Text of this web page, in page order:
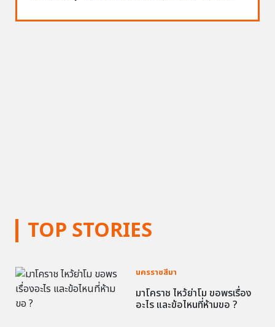
TOP STORIES
นครราชสีมา
มาโคราช ไหว้ย่าโม ขอพรเรื่อง
อะไร และข้อไหนที่ห้ามขอ ?